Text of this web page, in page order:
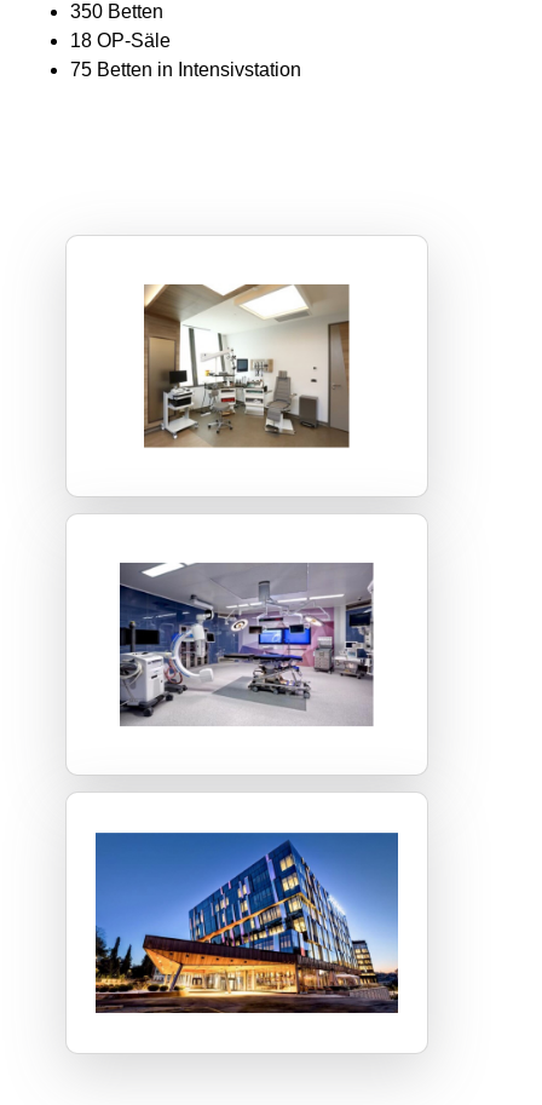
350 Betten
18 OP-Säle
75 Betten in Intensivstation